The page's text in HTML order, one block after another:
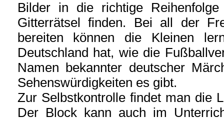
Bilder in die richtige
Gitterrätsel finden. Bei all der
bereiten können die Kleinen
Deutschland hat, wie die
Namen bekannter deutscher
Sehenswürdigkeiten es gibt.
Zur Selbstkontrolle findet man die
Der Block kann auch im